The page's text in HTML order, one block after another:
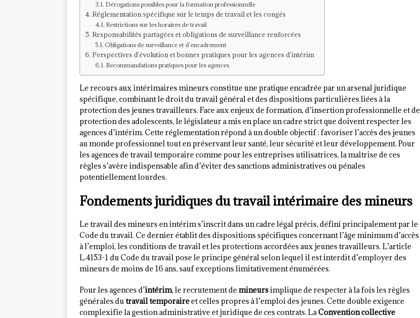
Dérogations possibles pour la formation professionnelle
Réglementation spécifique sur le temps de travail et les congés
Restrictions sur les horaires de travail
Responsabilités partagées et obligations de surveillance renforcées
Obligations de surveillance et d’encadrement
Perspectives d’évolution et bonnes pratiques pour les agences d’intérim
Recommandations pratiques pour les agences
Le recours aux intérimaires mineurs constitue une pratique encadrée par un arsenal juridique
spécifique, combinant le droit du travail général et des dispositions particulières liées à la
protection des jeunes travailleurs. Face aux enjeux de formation, d’insertion professionnelle et de
protection des adolescents, le législateur a mis en place un cadre strict que doivent respecter les
agences d’intérim. Cette réglementation répond à un double objectif : favoriser l’accès des jeunes
au monde professionnel tout en préservant leur santé, leur sécurité et leur développement. Pour
les agences de travail temporaire comme pour les entreprises utilisatrices, la maîtrise de ces
règles s’avère indispensable afin d’éviter des sanctions administratives ou pénales
potentiellement lourdes.
Fondements juridiques du travail intérimaire des mineurs
Le travail des mineurs en intérim s’inscrit dans un cadre légal précis, défini principalement par le
Code du travail. Ce dernier établit des dispositions spécifiques concernant l’âge minimum d’accès
à l’emploi, les conditions de travail et les protections accordées aux jeunes travailleurs. L’article
L.4153-1 du Code du travail pose le principe général selon lequel il est interdit d’employer des
mineurs de moins de 16 ans, sauf exceptions limitativement énumérées.
Pour les agences d’intérim, le recrutement de mineursimplique de respecter à la fois les règles
générales dutravail temporaireet celles propres à l’emploi des jeunes. Cette double exigence
complexifie la gestion administrative et juridique de ces contrats. LaConvention collective